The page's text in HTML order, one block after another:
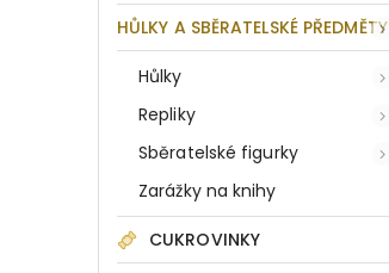
HŮLKY A SBĚRATELSKÉ PŘEDMĚTY
Hůlky
Repliky
Sběratelské figurky
Zarážky na knihy
CUKROVINKY